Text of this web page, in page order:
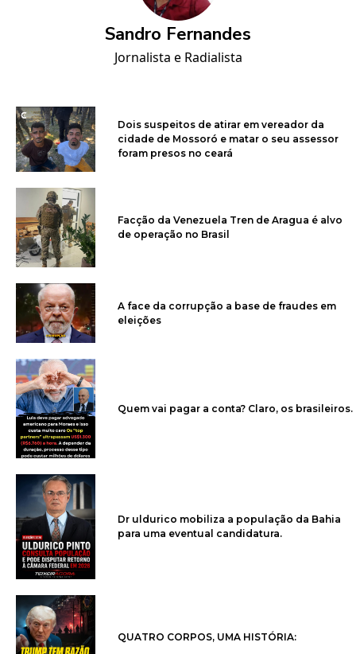
Sandro Fernandes
Jornalista e Radialista
Dois suspeitos de atirar em vereador da
cidade de Mossoró e matar o seu assessor
foram presos no ceará
Facção da Venezuela Tren de Aragua é alvo
de operação no Brasil
A face da corrupção a base de fraudes em
eleições
Quem vai pagar a conta? Claro, os brasileiros.
Dr uldurico mobiliza a população da Bahia
para uma eventual candidatura.
QUATRO CORPOS, UMA HISTÓRIA: